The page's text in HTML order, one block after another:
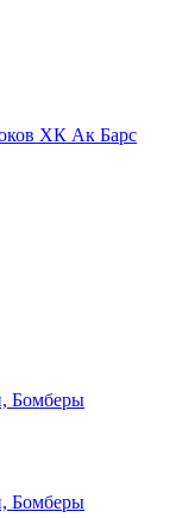
ХК Ак Барс
Бомберы
Бомберы